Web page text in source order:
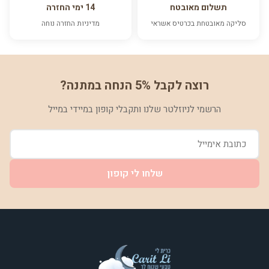
תשלום מאובטח
סליקה מאובטחת בכרטיס אשראי
14 ימי החזרה
מדיניות החזרה נוחה
רוצה לקבל 5% הנחה במתנה?
הרשמי לניוזלטר שלנו ותקבלי קופון במיידי במייל
שלחו לי קופון